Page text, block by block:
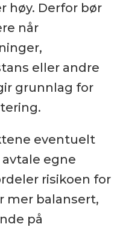
høy. Derfor bør
når
eller andre
grunnlag for
eventuelt
egne
risikoen for
mer balansert,
på